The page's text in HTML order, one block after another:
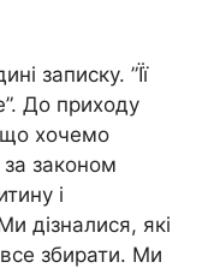
записку. ”Її
До приходу
що хочемо
законом
і
дізналися, які
збирати. Ми